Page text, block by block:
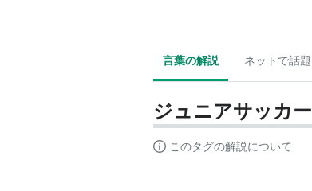
言葉の解説 ネットで話題
ジュニアサッカー
このタグの解説について